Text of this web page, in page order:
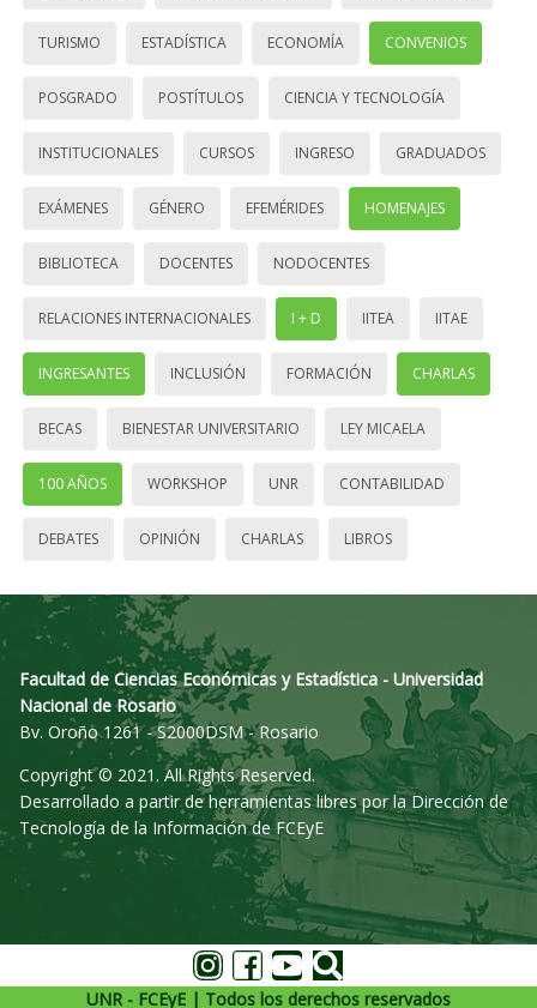
TURISMO ESTADÍSTICA ECONOMÍA CONVENIOS
POSGRADO POSTÍTULOS CIENCIA Y TECNOLOGÍA
INSTITUCIONALES CURSOS INGRESO GRADUADOS
EXÁMENES GÉNERO EFEMÉRIDES HOMENAJES
BIBLIOTECA DOCENTES NODOCENTES
RELACIONES INTERNACIONALES I + D IITEA IITAE
INGRESANTES INCLUSIÓN FORMACIÓN CHARLAS
BECAS BIENESTAR UNIVERSITARIO LEY MICAELA
100 AÑOS WORKSHOP UNR CONTABILIDAD
DEBATES OPINIÓN CHARLAS LIBROS
Facultad de Ciencias Económicas y Estadística - Universidad
Nacional de Rosario
Bv. Oroño 1261 - S2000DSM - Rosario
Copyright © 2021. All Rights Reserved.
Desarrollado a partir de herramientas libres por la Dirección de
Tecnología de la Información de FCEyE
UNR - FCEyE | Todos los derechos reservados